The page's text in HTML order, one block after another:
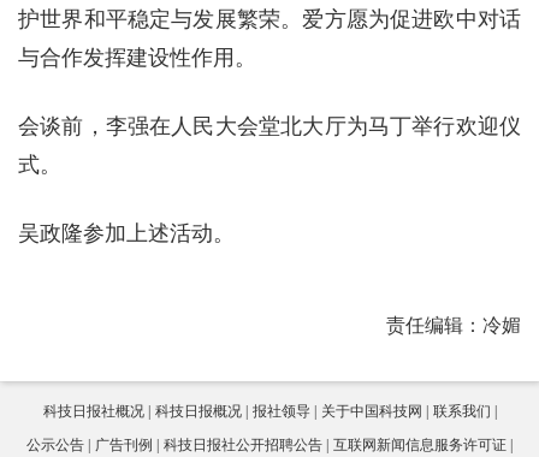
护世界和平稳定与发展繁荣。爱方愿为促进欧中对话
与合作发挥建设性作用。
会谈前，李强在人民大会堂北大厅为马丁举行欢迎仪
式。
吴政隆参加上述活动。
责任编辑：冷媚
科技日报社概况 科技日报概况 报社领导 关于中国科技网
联系我们
公示公告
广告刊例 科技日报社公开招聘公告 互联网新闻信息服务许可证